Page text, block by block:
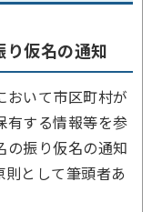
仮名の通知
おいて市区町村が
有する情報等を参
の振り仮名の通知
則として筆頭者あ